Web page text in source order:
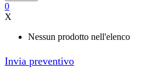
0
X
Nessun prodotto nell'elenco
Invia preventivo